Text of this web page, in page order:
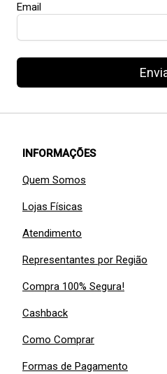
Email
INFORMAÇÕES
Quem Somos
Lojas Físicas
Atendimento
Representantes por Região
Compra 100% Segura!
Cashback
Como Comprar
Formas de Pagamento